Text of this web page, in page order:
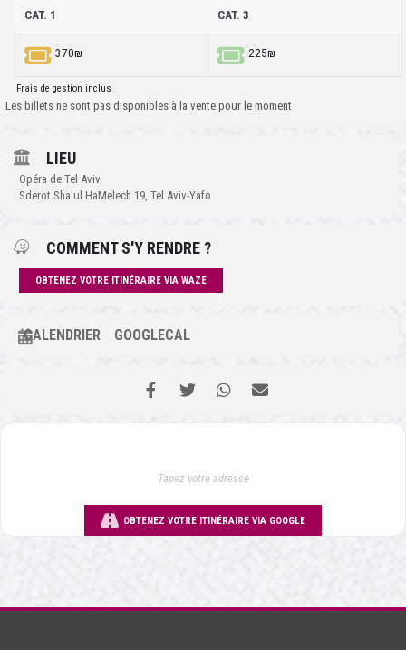
CAT. 1 CAT. 3
370₪ 225₪
Frais de gestion inclus
Les billets ne sont pas disponibles à la vente pour le moment
LIEU
Opéra de Tel Aviv
Sderot Sha'ul HaMelech 19, Tel Aviv-Yafo
COMMENT S'Y RENDRE ?
OBTENEZ VOTRE ITINÉRAIRE VIA WAZE
CALENDRIER GOOGLECAL
OBTENEZ VOTRE ITINÉRAIRE VIA GOOGLE